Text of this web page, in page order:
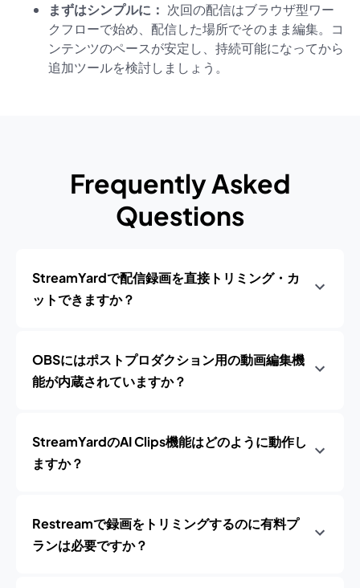
まずはシンプルに： 次回の配信はブラウザ型ワー
クフローで始め、配信した場所でそのまま編集。コ
ンテンツのペースが安定し、持続可能になってから
追加ツールを検討しましょう。
Frequently Asked
Questions
StreamYardで配信録画を直接トリミング・カ
ットできますか？
OBSにはポストプロダクション用の動画編集機
能が内蔵されていますか？
StreamYardのAI Clips機能はどのように動作し
ますか？
Restreamで録画をトリミングするのに有料プ
ランは必要ですか？